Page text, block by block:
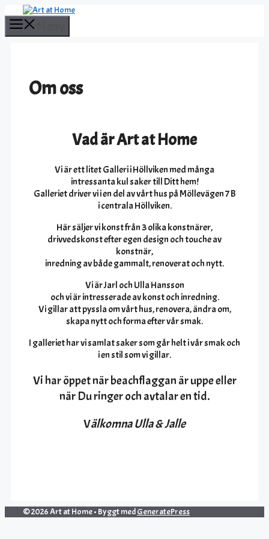
Hoppa
till
innehåll
Om oss
Vad är Art at Home
Vi är ett litet Galleri i Höllviken med många
intressanta kul saker till Ditt hem!
Galleriet driver vi i en del av vårt hus på Möllevägen 7 B
i centrala Höllviken.
Här säljer vi konst från 3 olika konstnärer,
drivvedskonst efter egen design och touche av
konstnär,
inredning av både gammalt, renoverat och nytt.
Vi är Jarl och Ulla Hansson
och vi är intresserade av konst och inredning.
Vi gillar att pyssla om vårt hus, renovera, ändra om,
skapa nytt och forma efter vår smak.
I galleriet har vi samlat saker som går helt i vår smak och
i en stil som vi gillar.
Vi har öppet när beachflaggan är uppe eller
när Du ringer och avtalar en tid.
Välkomna Ulla & Jalle
© 2026 Art at Home• Byggt medGeneratePress